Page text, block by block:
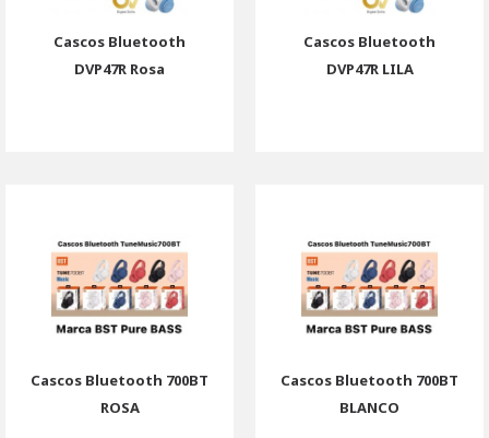
Cascos Bluetooth
DVP47R Rosa
Cascos Bluetooth
DVP47R LILA
Cascos Bluetooth 700BT
ROSA
Cascos Bluetooth 700BT
BLANCO